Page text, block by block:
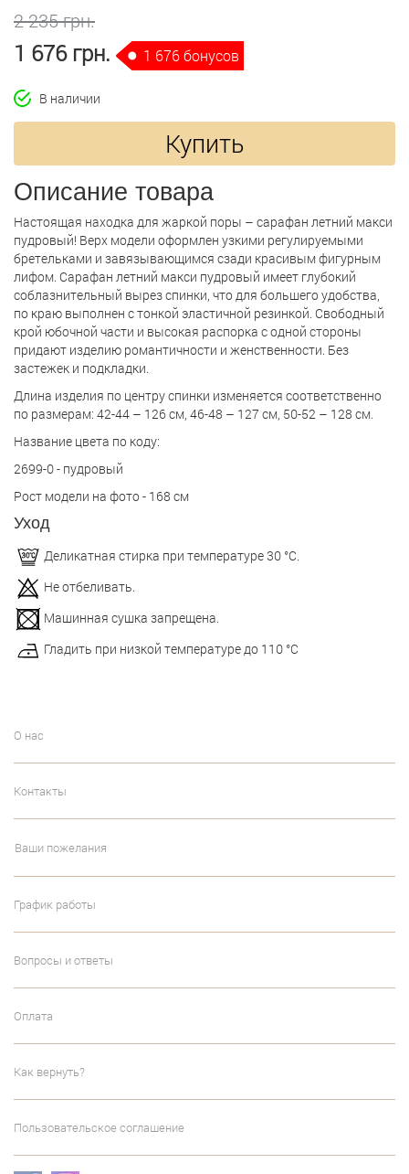
2 235 грн.
1 676 грн. 1 676 бонусов
В наличии
Купить
Описание товара
Настоящая находка для жаркой поры – сарафан летний макси
пудровый! Верх модели оформлен узкими регулируемыми
бретельками и завязывающимся сзади красивым фигурным
лифом. Сарафан летний макси пудровый имеет глубокий
соблазнительный вырез спинки, что для большего удобства,
по краю выполнен с тонкой эластичной резинкой. Свободный
крой юбочной части и высокая распорка с одной стороны
придают изделию романтичности и женственности. Без
застежек и подкладки.
Длина изделия по центру спинки изменяется соответственно
по размерам: 42-44 – 126 см, 46-48 – 127 см, 50-52 – 128 см.
Название цвета по коду:
2699-0 - пудровый
Рост модели на фото - 168 см
Уход
Деликатная стирка при температуре 30 °С.
Не отбеливать.
Машинная сушка запрещена.
Гладить при низкой температуре до 110 °С
О нас
Контакты
Ваши пожелания
График работы
Вопросы и ответы
Оплата
Как вернуть?
Пользовательское соглашение